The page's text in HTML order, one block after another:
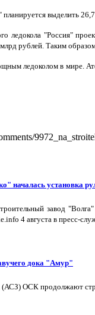
выделить
ледокола "Россия"
рублей. Таким
ледоколом в мире.
началась установка
завод "Волга"
4 августа в пресс-
дока "Амур"
(АСЗ) ОСК продолжают